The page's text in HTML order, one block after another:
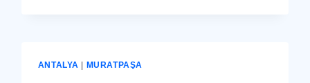
ANTALYA MURATPAŞA